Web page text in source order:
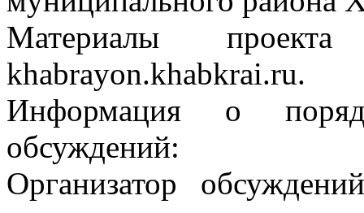
Материалы
khabrayon.khabkrai.ru.
Информация о
обсуждений:
Организатор